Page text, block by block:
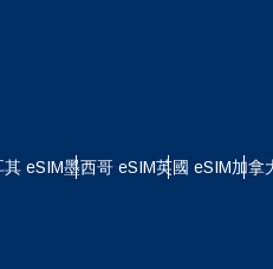
其 eSIM墨西哥 eSIM英國 eSIM加拿